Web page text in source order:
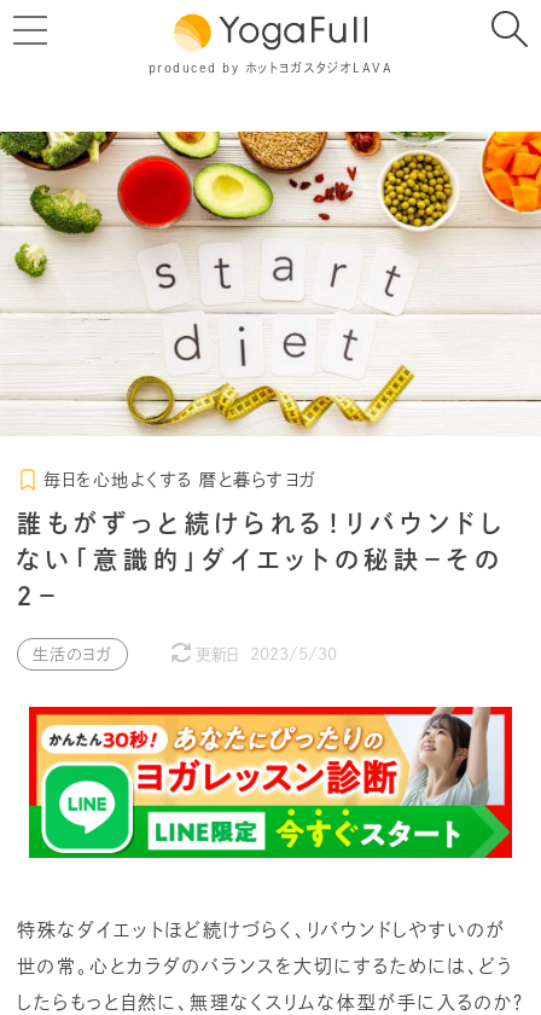
produced by ホットヨガスタジオLAVA
毎日を心地よくする 暦と暮らすヨガ
誰もがずっと続けられる！リバウンドし
ない「意識的」ダイエットの秘訣－その
２－
生活のヨガ 更新日 2023/5/30
特殊なダイエットほど続けづらく、リバウンドしやすいのが
世の常。心とカラダのバランスを大切にするためには、どう
したらもっと自然に、無理なくスリムな体型が手に入るのか？